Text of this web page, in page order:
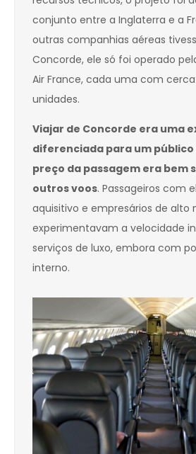
conjunto entre a Inglaterra e a
outras companhias aéreas
Concorde, ele só foi operado
Air France, cada uma com
unidades.
Viajar de Concorde era uma
diferenciada para um público
preço da passagem era bem
outros voos. Passageiros com
aquisitivo e empresários de alto
experimentavam a velocidade
serviços de luxo, embora com
interno.